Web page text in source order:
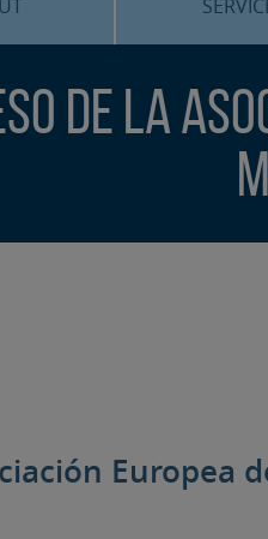
SLEEP
COSMETIC
ORAL
de la
Europea